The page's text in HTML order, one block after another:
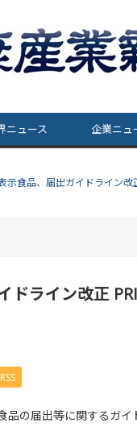
ニュース 企業ニュ
示食品、届出ガイドライン
ドライン改正
RSS
品の届出等に関するガ